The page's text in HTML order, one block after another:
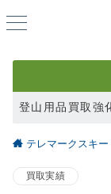
登山用品買取強
スキー用品買取
テレマークスキー・クロスカン
買取実績